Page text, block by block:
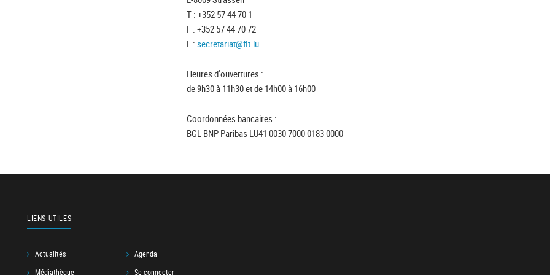
T : +352 57 44 70 1
F : +352 57 44 70 72
E : secretariat@flt.lu
Heures d'ouvertures :
de 9h30 à 11h30 et de 14h00 à 16h00
Coordonnées bancaires :
BGL BNP Paribas LU41 0030 7000 0183 0000
LIENS UTILES
Actualités
Agenda
Médiathèque
Se connecter